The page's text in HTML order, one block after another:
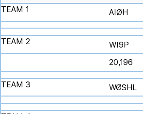
AIØH
WI9P
20,196
WØSHL